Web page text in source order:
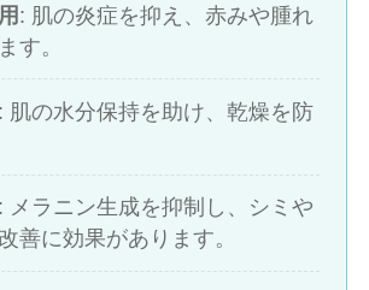
: 肌の炎症を抑え、赤みや腫れ
す。
: 肌の水分保持を助け、乾燥を防
: メラニン生成を抑制し、シミや
善に効果があります。